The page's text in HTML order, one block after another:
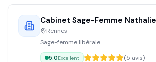
Cabinet Sage-Femme Nathalie
Rennes
Sage-femme libérale
5.0Excellent (5 avis)